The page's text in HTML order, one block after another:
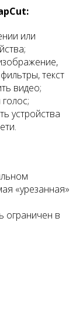
или
текст
видео;
устройства
«урезанная»
ограничен в